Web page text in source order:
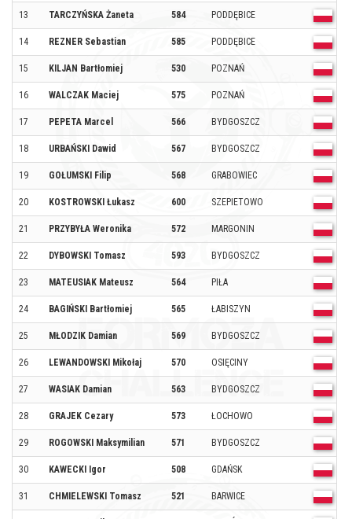
13 TARCZYŃSKA Żaneta 584 PODDĘBICE
14 REZNER Sebastian 585 PODDĘBICE
15 KILJAN Bartłomiej 530 POZNAŃ
16 WALCZAK Maciej 575 POZNAŃ
17 PEPETA Marcel 566 BYDGOSZCZ
18 URBAŃSKI Dawid 567 BYDGOSZCZ
19 GOŁUMSKI Filip 568 GRABOWIEC
20 KOSTROWSKI Łukasz 600 SZEPIETOWO
21 PRZYBYŁA Weronika 572 MARGONIN
22 DYBOWSKI Tomasz 593 BYDGOSZCZ
23 MATEUSIAK Mateusz 564 PIŁA
24 BAGIŃSKI Bartłomiej 565 ŁABISZYN
25 MŁODZIK Damian 569 BYDGOSZCZ
26 LEWANDOWSKI Mikołaj 570 OSIĘCINY
27 WASIAK Damian 563 BYDGOSZCZ
28 GRAJEK Cezary 573 ŁOCHOWO
29 ROGOWSKI Maksymilian 571 BYDGOSZCZ
30 KAWECKI Igor 508 GDAŃSK
31 CHMIELEWSKI Tomasz 521 BARWICE